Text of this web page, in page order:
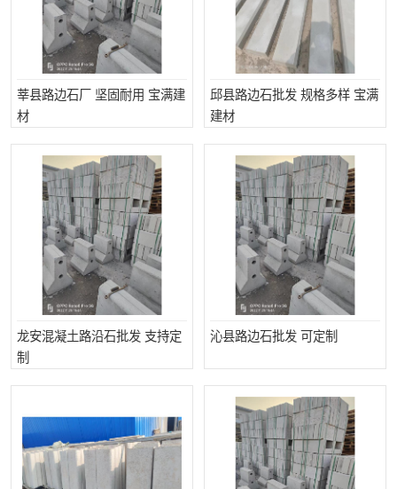
莘县路边石厂 坚固耐用 宝满建
材
邱县路边石批发 规格多样 宝满
建材
龙安混凝土路沿石批发 支持定
制
沁县路边石批发 可定制